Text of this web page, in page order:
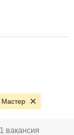
1 вакансия